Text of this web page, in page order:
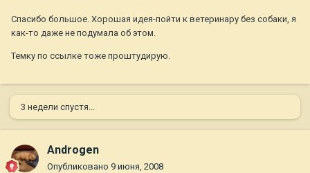
Спасибо большое. Хорошая идея-пойти к ветеринару без собаки, я
как-то даже не подумала об этом.
Темку по ссылке тоже проштудирую.
3 недели спустя...
Androgen
Опубликовано 9 июня, 2008